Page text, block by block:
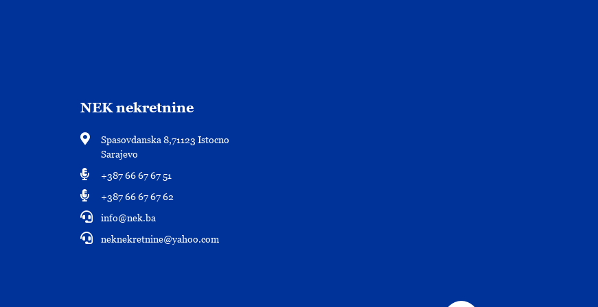
NEK nekretnine
Spasovdanska 8,71123 Istocno
Sarajevo
+387 66 67 67 51
+387 66 67 67 62
info@nek.ba
neknekretnine@yahoo.com